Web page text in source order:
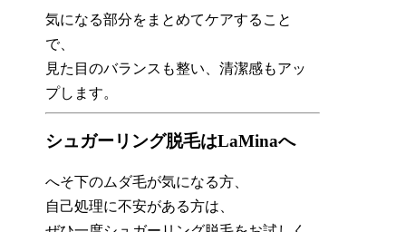
気になる部分をまとめてケアすること
で、
見た目のバランスも整い、清潔感もアッ
プします。
シュガーリング脱毛はLaMinaへ
へそ下のムダ毛が気になる方、
自己処理に不安がある方は、